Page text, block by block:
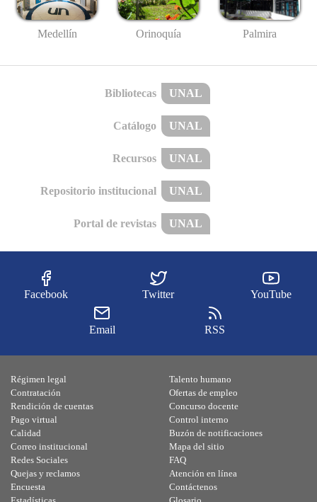
Medellín Orinoquía Palmira
Bibliotecas UNAL
Catálogo UNAL
Recursos UNAL
Repositorio institucional UNAL
Portal de revistas UNAL
Facebook Twitter YouTube
Email RSS
Régimen legal
Contratación
Rendición de cuentas
Pago virtual
Calidad
Talento humano
Ofertas de empleo
Concurso docente
Control interno
Buzón de notificaciones
Correo institucional
Redes Sociales
Quejas y reclamos
Encuesta
Mapa del sitio
FAQ
Atención en línea
Contáctenos